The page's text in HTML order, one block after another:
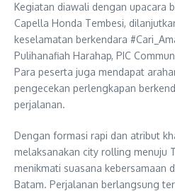
Kegiatan diawali dengan upacara
Capella Honda Tembesi,
keselamatan berkendara
Pulihanafiah Harahap, PIC
Para peserta juga mendapat
pengecekan perlengkapan
perjalanan.
Dengan formasi rapi dan atribut
melaksanakan city rolling menuju
menikmati suasana kebersamaan
Batam. Perjalanan berlangsung